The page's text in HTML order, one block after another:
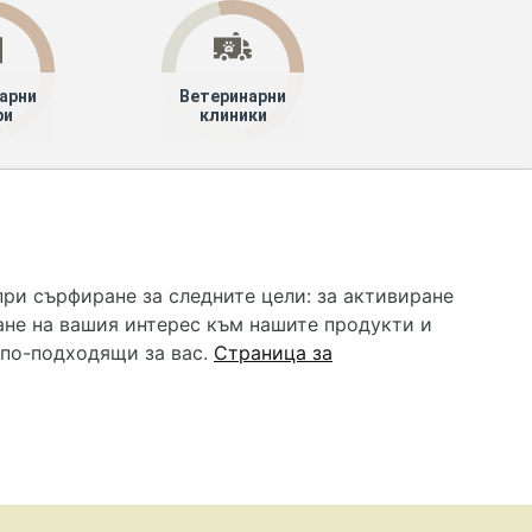
Ветеринарни
клиники
все че се полагат всички усилия за обновяване и
и самолечението могат да бъдат опасни за
помощ!
сърфиране за следните цели: за активиране
на вашия интерес към нашите продукти и
подходящи за вас. Страница за